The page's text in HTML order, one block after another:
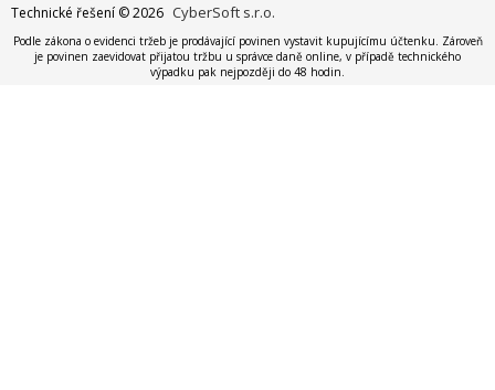
Technické řešení © 2026 CyberSoft s.r.o.
Podle zákona o evidenci tržeb je prodávající povinen vystavit kupujícímu účtenku. Zároveň
je povinen zaevidovat přijatou tržbu u správce daně online, v případě technického
výpadku pak nejpozději do 48 hodin.